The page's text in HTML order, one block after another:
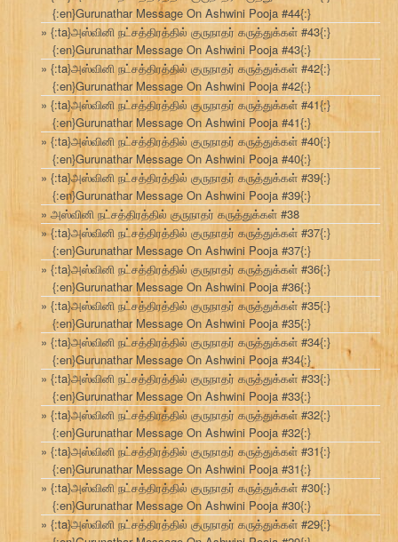
{:en}Gurunathar Message On Ashwini Pooja #44{:}
{:ta}அஸ்வினி நட்சத்திரத்தில் குருநாதர் கருத்துக்கள் #43{:}
{:en}Gurunathar Message On Ashwini Pooja #43{:}
{:ta}அஸ்வினி நட்சத்திரத்தில் குருநாதர் கருத்துக்கள் #42{:}
{:en}Gurunathar Message On Ashwini Pooja #42{:}
{:ta}அஸ்வினி நட்சத்திரத்தில் குருநாதர் கருத்துக்கள் #41{:}
{:en}Gurunathar Message On Ashwini Pooja #41{:}
{:ta}அஸ்வினி நட்சத்திரத்தில் குருநாதர் கருத்துக்கள் #40{:}
{:en}Gurunathar Message On Ashwini Pooja #40{:}
{:ta}அஸ்வினி நட்சத்திரத்தில் குருநாதர் கருத்துக்கள் #39{:}
{:en}Gurunathar Message On Ashwini Pooja #39{:}
அஸ்வினி நட்சத்திரத்தில் குருநாதர் கருத்துக்கள் #38
{:ta}அஸ்வினி நட்சத்திரத்தில் குருநாதர் கருத்துக்கள் #37{:}
{:en}Gurunathar Message On Ashwini Pooja #37{:}
{:ta}அஸ்வினி நட்சத்திரத்தில் குருநாதர் கருத்துக்கள் #36{:}
{:en}Gurunathar Message On Ashwini Pooja #36{:}
{:ta}அஸ்வினி நட்சத்திரத்தில் குருநாதர் கருத்துக்கள் #35{:}
{:en}Gurunathar Message On Ashwini Pooja #35{:}
{:ta}அஸ்வினி நட்சத்திரத்தில் குருநாதர் கருத்துக்கள் #34{:}
{:en}Gurunathar Message On Ashwini Pooja #34{:}
{:ta}அஸ்வினி நட்சத்திரத்தில் குருநாதர் கருத்துக்கள் #33{:}
{:en}Gurunathar Message On Ashwini Pooja #33{:}
{:ta}அஸ்வினி நட்சத்திரத்தில் குருநாதர் கருத்துக்கள் #32{:}
{:en}Gurunathar Message On Ashwini Pooja #32{:}
{:ta}அஸ்வினி நட்சத்திரத்தில் குருநாதர் கருத்துக்கள் #31{:}
{:en}Gurunathar Message On Ashwini Pooja #31{:}
{:ta}அஸ்வினி நட்சத்திரத்தில் குருநாதர் கருத்துக்கள் #30{:}
{:en}Gurunathar Message On Ashwini Pooja #30{:}
{:ta}அஸ்வினி நட்சத்திரத்தில் குருநாதர் கருத்துக்கள் #29{:}